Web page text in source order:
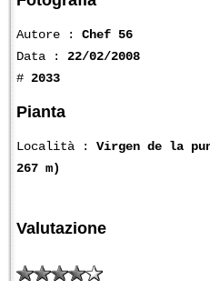
Autore : Chef 56
Data : 22/02/2008
# 2033
Pianta
Località : Virgen de la
267 m)
Valutazione